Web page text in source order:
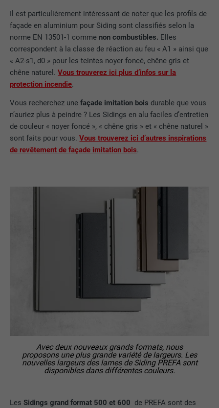
Il est particulièrement intéressant de noter que les profils de
façade en aluminium pour Siding sont classifiés selon la
norme EN 13501-1 comme non combustibles. Elles
correspondent à la classe de réaction au feu « A1 » ainsi que
« A2-s1, d0 » pour les teintes noyer foncé, chêne gris et
chêne naturel.Vous trouverez ici plus d’infos sur la
protection incendie.
Vous recherchez unefaçade imitation bois durable que vous
n’auriez plus à peindre ? Les Sidings en alu faciles d’entretien
de couleur « noyer foncé », « chêne gris » et « chêne naturel »
sont faits pour vous.Vous trouverez ici d’autres inspirations
de revêtement de façade imitation bois.
LesSidings grand format 500 et 600 de PREFA sont des
Avec deux nouveaux grands formats, nous
proposons une plus grande variété de largeurs. Les
nouvelles largeurs des lames de Siding PREFA sont
disponibles dans différentes couleurs.